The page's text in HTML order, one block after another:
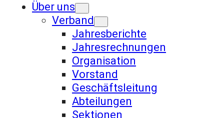
Über uns
Verband
Jahresberichte
Jahresrechnungen
Organisation
Vorstand
Geschäftsleitung
Abteilungen
Sektionen